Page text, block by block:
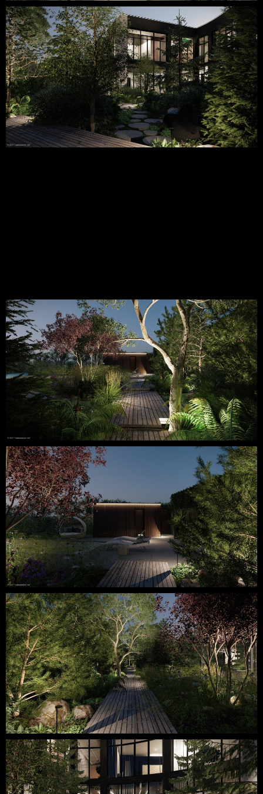
Юридическая информация
Строящиеся и готовые объекты
Как мы работаем
Наши услуги
sadproduction-msk@yandex.ru
+7 (495) 183-45-95
ОПЛАТА СЕРВИСА
ОБРАТНЫЙ ЗВОНОК